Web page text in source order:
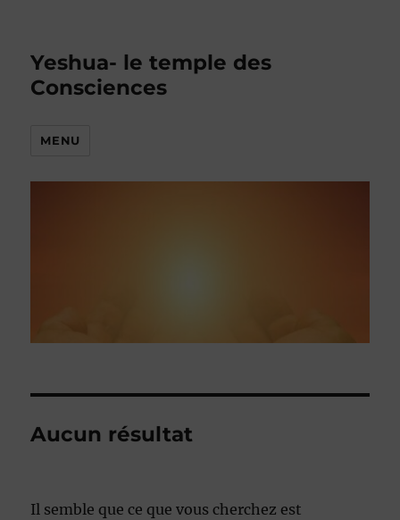
Yeshua- le temple des
Consciences
MENU
Aucun résultat
Il semble que ce que vous cherchez est